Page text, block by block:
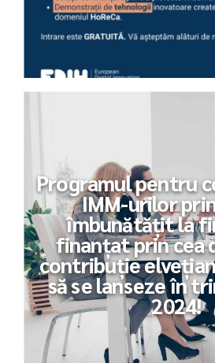
Programul pentru
IMM-urilor
îmbunătățit la
finanțat prin cea
contribuție
să se lanseze în
2024!